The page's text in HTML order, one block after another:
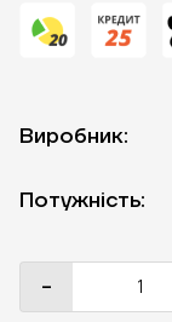
Виробник:
Потужність:
-